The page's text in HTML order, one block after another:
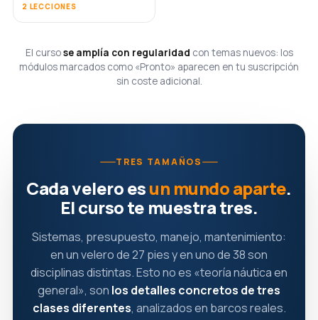
2 LECCIONES
El cursose amplía con regularidad con temas nuevos: los
módulos marcados como «Pronto» aparecen en tu suscripción
sin coste adicional.
TRES TAMAÑOS
Cada velero esun mundo aparte.
El curso te muestra tres.
Sistemas, presupuesto, manejo, mantenimiento:
en un velero de 27 pies y en uno de 38 son
disciplinas distintas. Esto no es «teoría náutica en
general», son los detalles concretos de tres
clases diferentes, analizados en barcos reales.